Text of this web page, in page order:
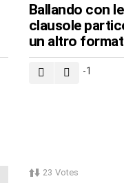
Ballando con
clausole
un altro
-1
23 Votes